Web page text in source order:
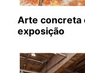
Arte concreta
exposição